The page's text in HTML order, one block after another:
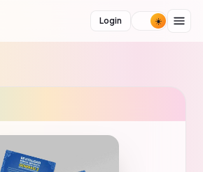
Login